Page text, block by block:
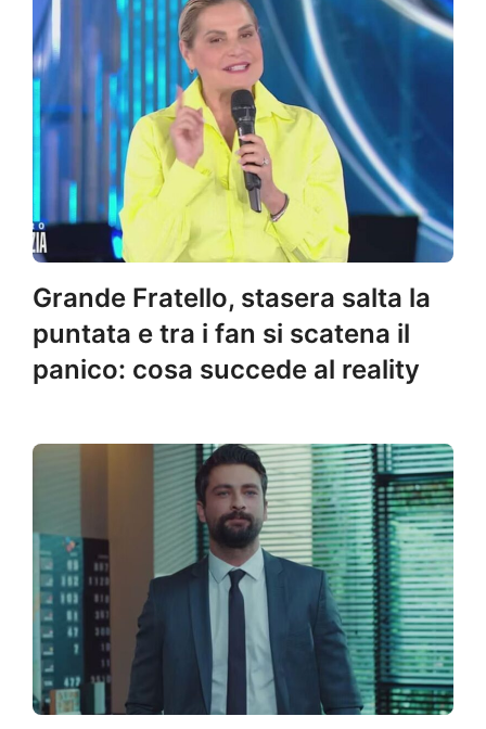
Grande Fratello, stasera salta la
puntata e tra i fan si scatena il
panico: cosa succede al reality